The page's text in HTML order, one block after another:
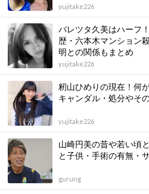
yujitake226
バレツタ久美はハーフ
歴・六本木マンション
明との関係もまとめ
yujitake226
籾山ひめりの現在！何
キャンダル・処分やそ
yujitake226
山崎円美の昔や若い頃
と子供・手術の有無・
gurung